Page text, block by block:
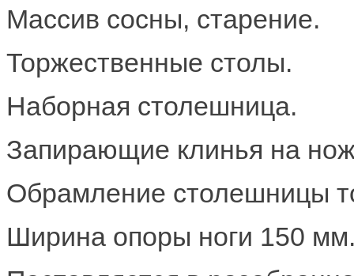
Массив сосны, старение.
Торжественные столы.
Наборная столешница.
Запирающие клинья на
Обрамление столешницы
Ширина опоры ноги 150